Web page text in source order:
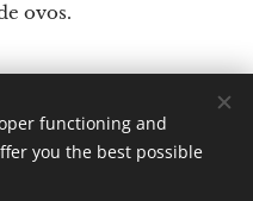
ovos.
Nicoletti
functioning and
you the best possible